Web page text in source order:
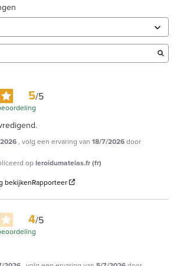
5/5
, volg een ervaring van 18/7/2026door
opleroidumatelas.fr (fr)
bekijkenRapporteer
4/5